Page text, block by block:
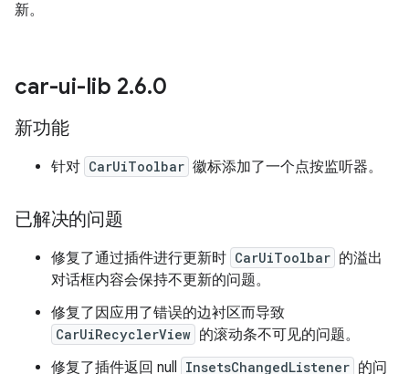
新。
car-ui-lib 2.6.0
新功能
针对 CarUiToolbar 徽标添加了一个点按监听器。
已解决的问题
修复了通过插件进行更新时 CarUiToolbar 的溢出
对话框内容会保持不更新的问题。
修复了因应用了错误的边衬区而导致
CarUiRecyclerView 的滚动条不可见的问题。
修复了插件返回 null InsetsChangedListener 的问